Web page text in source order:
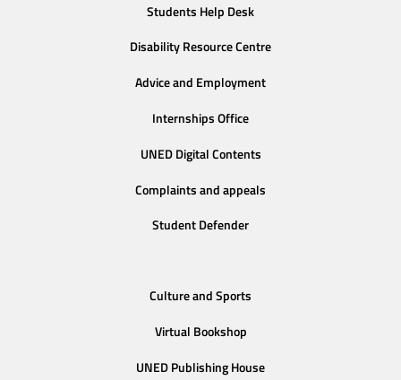
Students Help Desk
Disability Resource Centre
Advice and Employment
Internships Office
UNED Digital Contents
Complaints and appeals
Student Defender
Culture and Sports
Virtual Bookshop
UNED Publishing House